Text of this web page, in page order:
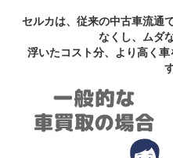
セルカは、従来の中古車流通
なくし、ムダ
浮いたコスト分、より高く